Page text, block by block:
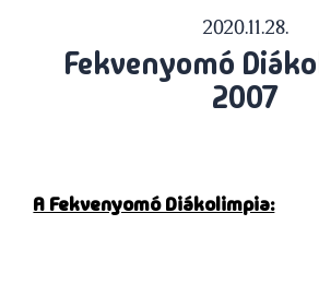
2020.11.28.
Fekvenyomó
2007
A Fekvenyomó Diákolimpia: